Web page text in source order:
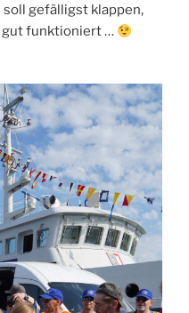
soll gefälligst klappen,
gut funktioniert …